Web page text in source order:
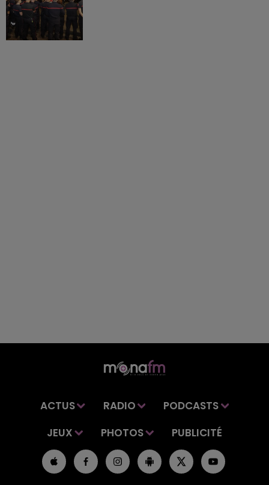
ACTUS RADIO
PODCASTS
JEUX
PHOTOS PUBLICITÉ